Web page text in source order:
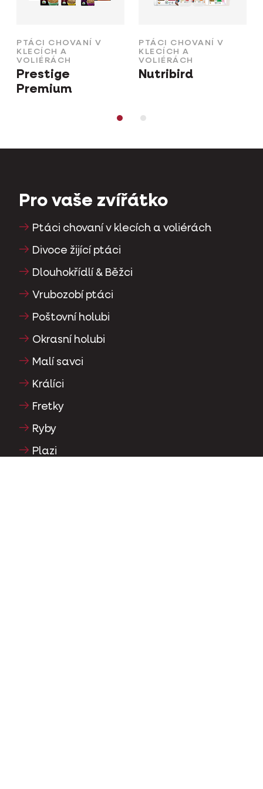
PTÁCI CHOVANÍ V
KLECÍCH A
VOLIÉRÁCH
Prestige
Premium
PTÁCI CHOVANÍ V
KLECÍCH A
VOLIÉRÁCH
Nutribird
Pro vaše zvířátko
Ptáci chovaní v klecích a voliérách
Divoce žijící ptáci
Dlouhokřídlí & Běžci
Vrubozobí ptáci
Poštovní holubi
Okrasní holubi
Malí savci
Králíci
Fretky
Ryby
Plazi